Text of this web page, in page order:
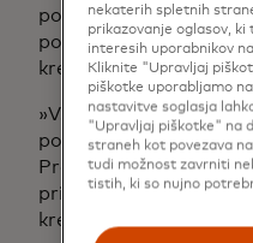
povečanjem
pomembneje –
kreditne industrije:
»Vsakdo z bančnim
podatke in dobi oceno
Prej ni bilo tako.
primer mladi ali
kreditne ocene, ker
nekaterih spletnih
prikazovanje oglasov,
interesih uporabnikov
Kliknite "Upravljaj
piškotke uporabljamo
nastavitve soglasja
"Upravljaj piškotke" na
straneh kot povezava
tudi možnost zavrniti
tistih, ki so nujno